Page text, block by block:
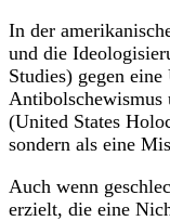
In der
und die
Studies) gegen
Antibolschewismus
(United States
sondern als eine
Auch wenn
erzielt, die eine